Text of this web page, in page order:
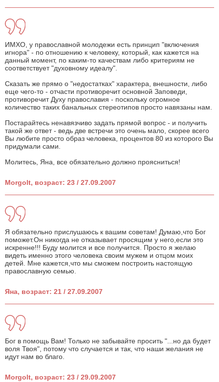
ИМХО, у православной молодежи есть принцип "включения
игнора" - по отношению к человеку, который, как кажется на
данный момент, по каким-то качествам либо критериям не
соответствует "духовному идеалу".
Сказать же прямо о "недостатках" характера, внешности, либо
еще чего-то - отчасти противоречит основной Заповеди,
противоречит Духу православия - поскольку огромное
количество таких банальных стереотипов просто навязаны нам.
Постарайтесь ненавязчиво задать прямой вопрос - и получить
такой же ответ - ведь две встречи это очень мало, скорее всего
Вы любите просто образ человека, процентов 80 из которого Вы
придумали сами.
Молитесь, Яна, все обязательно должно проясниться!
Morgolt, возраст: 23 / 27.09.2007
Я обязательно прислушаюсь к вашим советам! Думаю,что Бог
поможет.Он никогда не отказывает просящим у него,если это
искренне!!! Буду молится и все получится. Просто я желаю
видеть именно этого человека своим мужем и отцом моих
детей. Мне кажется,что мы сможем построить настоящую
православную семью.
Яна, возраст: 21 / 27.09.2007
Бог в помощь Вам! Только не забывайте просить "...но да будет
воля Твоя", потому что случается и так, что наши желания не
идут нам во благо.
Morgolt, возраст: 23 / 29.09.2007